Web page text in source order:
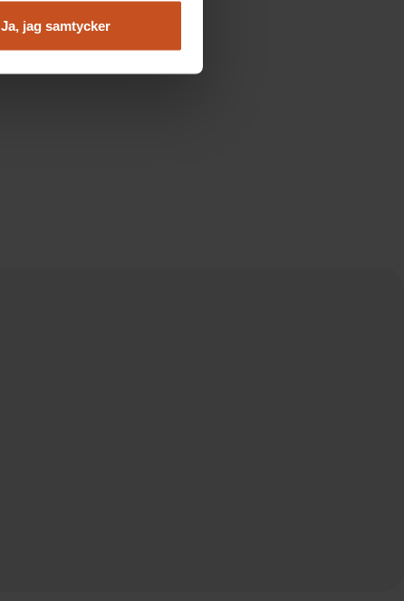
Ja, jag samtycker